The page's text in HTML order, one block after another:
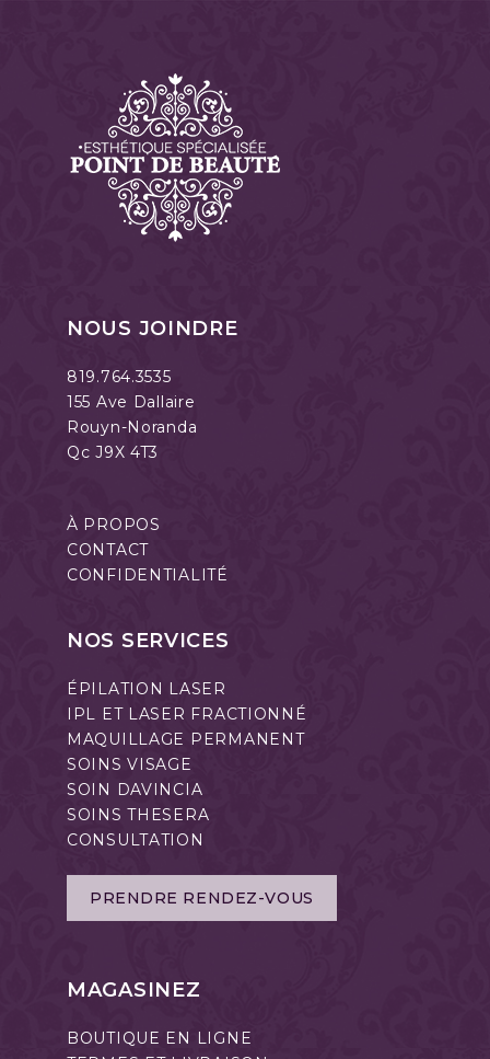
NOUS JOINDRE
819.764.3535
155 Ave Dallaire
Rouyn-Noranda
Qc J9X 4T3
À PROPOS
CONTACT
CONFIDENTIALITÉ
NOS SERVICES
ÉPILATION LASER
IPL ET LASER FRACTIONNÉ
MAQUILLAGE PERMANENT
SOINS VISAGE
SOIN DAVINCIA
SOINS THESERA
CONSULTATION
PRENDRE RENDEZ-VOUS
MAGASINEZ
BOUTIQUE EN LIGNE